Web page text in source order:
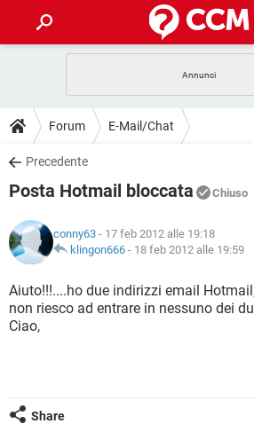
INTRATTENIMENTO
iOS
INSTAGRAM
TIKTOK
HARDWARE
GUIDE
COVID-19
INSTAGRAM
TIKTOK
HARDWARE
DOWNLOAD
COVID-19 GAMING
INTRATTENIMENTO
iOS
INSTAGRAM
TIKTOK
COVID-19 GAMING
INTRATTENIMENTO
iOS
INSTAGRAM
GLOSSARIO
COVID-19 GAMING
INTRATTENIMENTO
TIKTOK
Forum E-Mail/Chat
Precedente
Posta Hotmail bloccata Chiuso
conny63 - 17 feb 2012 alle 19:18
klingon666 - 18 feb 2012 alle 19:59
Aiuto!!!....ho due indirizzi email
non riesco ad entrare in nessuno dei
Ciao,
Share